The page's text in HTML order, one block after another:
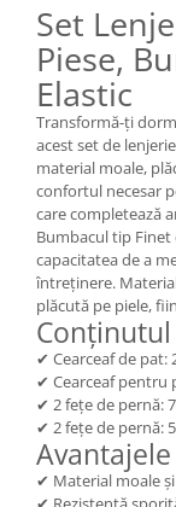
Set
Piese,
Elastic
Transformă-ți
acest set de
material moale,
confortul necesar
care completează
Bumbacul tip
capacitatea de a
întreținere.
plăcută pe piele,
✔ Cearceaf de pat:
✔ Cearceaf pentru
✔ 2 fețe de pernă:
✔ 2 fețe de pernă:
✔ Material moale